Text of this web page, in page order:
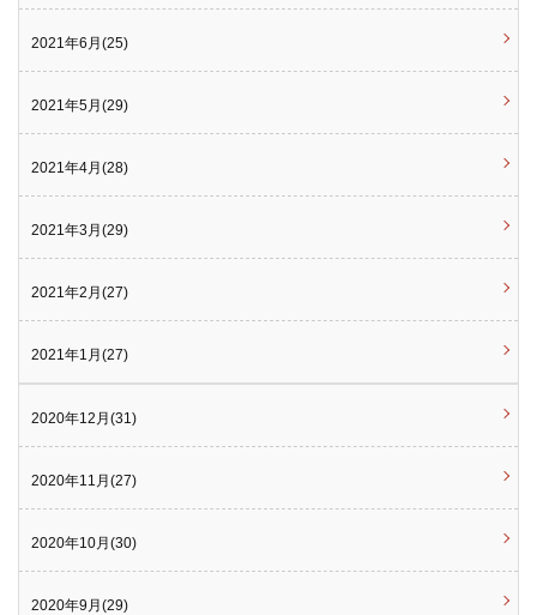
2021年6月(25)
2021年5月(29)
2021年4月(28)
2021年3月(29)
2021年2月(27)
2021年1月(27)
2020年12月(31)
2020年11月(27)
2020年10月(30)
2020年9月(29)